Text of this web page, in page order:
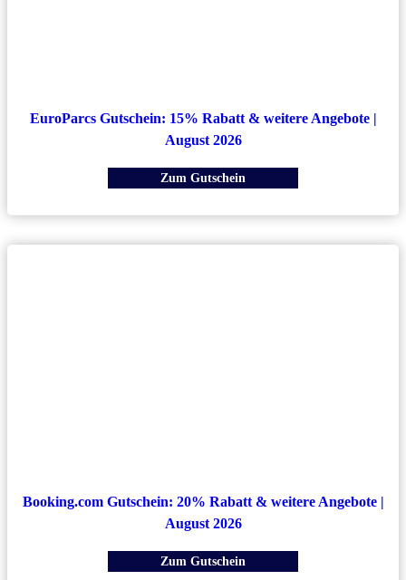
EuroParcs Gutschein: 15% Rabatt & weitere Angebote |
August 2026
Zum Gutschein
Booking.com Gutschein: 20% Rabatt & weitere Angebote |
August 2026
Zum Gutschein